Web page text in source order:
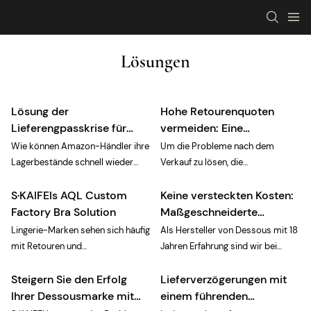
Lösungen
Lösung der
Lieferengpasskrise für
Amazon-Händler
Wie können Amazon-Händler ihre
Lagerbestände schnell wieder
Bestsellern zu vermeiden,
empfiehlt sich eine enge
Partnerschaft mit einem
Großhändler für Dessous, der
verfügt. Durch die Kombination
von Kleinserienprüfung und
Hohe Retourenquoten
vermeiden: Eine
maßgeschneiderte Lösung
von einem führenden
Um die Probleme nach dem
Verkauf zu lösen, die
Schlüssel in der Wahl eines
Großhändlers für Dessous mit
strenger Qualitätskontrolle und
einem soliden Sicherheitsnetz.
Branchenerfahrung von S·KAIFEI
können Marken ihre
S·KAIFEIs AQL Custom
Factory Bra Solution
Lingerie-Marken sehen sich häufig
mit Retouren und
mangelhafter Qualitätskontrolle in
der Produktion konfrontiert.
Keine versteckten Kosten:
Maßgeschneiderte
Dessous mit transparenten
Angebotslösungen von
Als Hersteller von Dessous mit 18
Jahren Erfahrung sind wir bei
effektivste Methode, versteckte
Kosten bei der individuellen
Steigern Sie den Erfolg
Ihrer Dessousmarke mit
Lieferverzögerungen mit
einem führenden